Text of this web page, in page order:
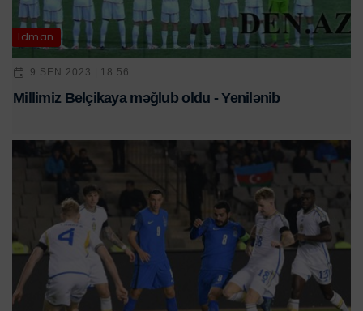
İdman
9 SEN 2023 | 18:56
Millimiz Belçikaya məğlub oldu - Yenilənib